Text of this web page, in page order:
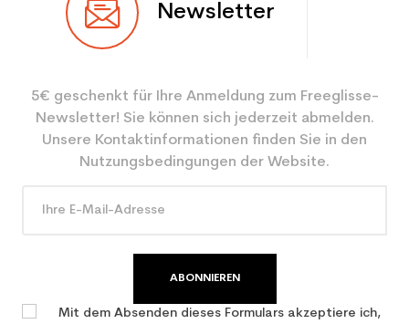
Benutzer Frau
Farbe Weiß
CO2-Einsparungen für
den Planeten (in kg)
3.9
Newsletter
5€ geschenkt für Ihre Anmeldung zum Freeglisse-
Newsletter! Sie können sich jederzeit abmelden.
Unsere Kontaktinformationen finden Sie in den
Nutzungsbedingungen der Website.
ABONNIEREN
Mit dem Absenden dieses Formulars akzeptiere ich,